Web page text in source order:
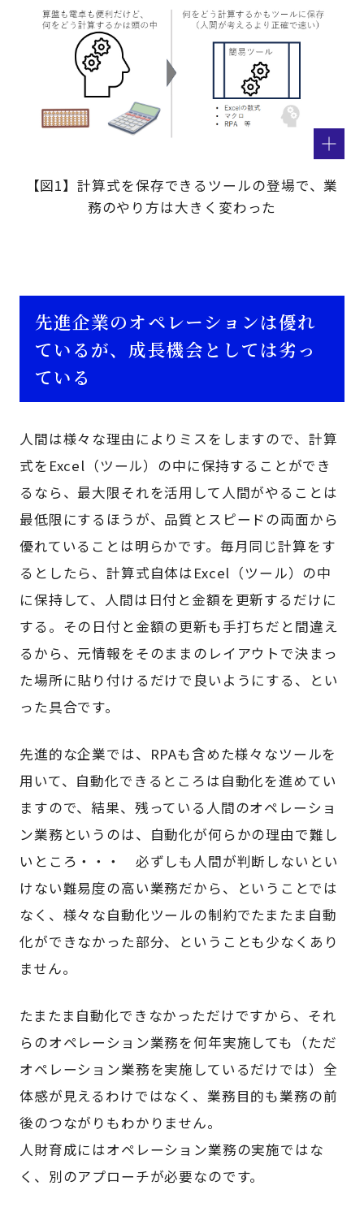
【図1】計算式を保存できるツールの登場で、業
務のやり方は大きく変わった
先進企業のオペレーションは優れ
ているが、成長機会としては劣っ
ている
人間は様々な理由によりミスをしますので、計算
式をExcel（ツール）の中に保持することができ
るなら、最大限それを活用して人間がやることは
最低限にするほうが、品質とスピードの両面から
優れていることは明らかです。毎月同じ計算をす
るとしたら、計算式自体はExcel（ツール）の中
に保持して、人間は日付と金額を更新するだけに
する。その日付と金額の更新も手打ちだと間違え
るから、元情報をそのままのレイアウトで決まっ
た場所に貼り付けるだけで良いようにする、とい
った具合です。
先進的な企業では、RPAも含めた様々なツールを
用いて、自動化できるところは自動化を進めてい
ますので、結果、残っている人間のオペレーショ
ン業務というのは、自動化が何らかの理由で難し
いところ・・・ 必ずしも人間が判断しないとい
けない難易度の高い業務だから、ということでは
なく、様々な自動化ツールの制約でたまたま自動
化ができなかった部分、ということも少なくあり
ません。
たまたま自動化できなかっただけですから、それ
らのオペレーション業務を何年実施しても（ただ
オペレーション業務を実施しているだけでは）全
体感が見えるわけではなく、業務目的も業務の前
後のつながりもわかりません。
人財育成にはオペレーション業務の実施ではな
く、別のアプローチが必要なのです。